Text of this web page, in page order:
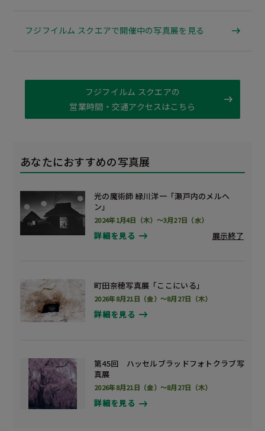
フジフイルム スクエアで開催中の写真展を見る
フジフイルム スクエアの
営業時間・交通アクセスはこちら
あなたにおすすめの写真展
光の魔術師 緑川洋一「瀬戸内のメルヘ
ン」
2024年1月4日（木）～3月27日（水）
詳細を見る 展示終了
町田奈穂写真展「ここにいる」
2026年8月21日（金）～8月27日（木）
詳細を見る
第45回 ハッセルブラッドフォトクラブ写
真展
2026年8月21日（金）～8月27日（木）
詳細を見る